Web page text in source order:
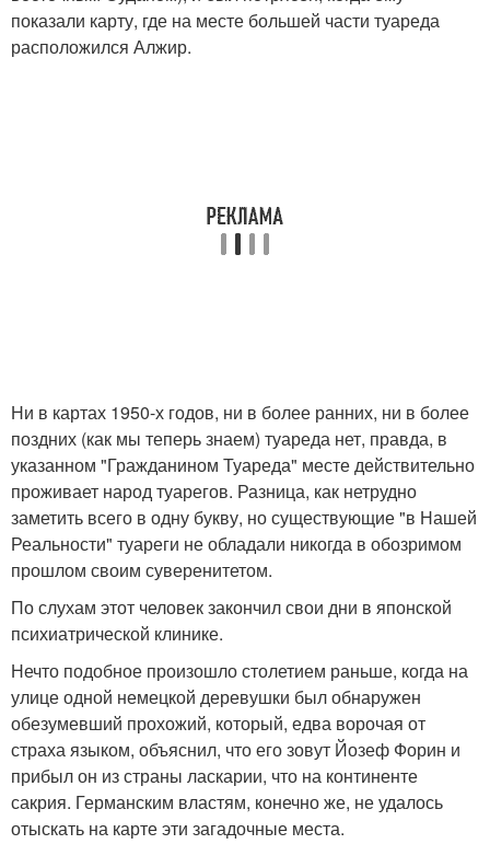
показали карту, где на месте большей части туареда
расположился Алжир.
Ни в картах 1950-х годов, ни в более ранних, ни в более
поздних (как мы теперь знаем) туареда нет, правда, в
указанном "Гражданином Туареда" месте действительно
проживает народ туарегов. Разница, как нетрудно
заметить всего в одну букву, но существующие "в Нашей
Реальности" туареги не обладали никогда в обозримом
прошлом своим суверенитетом.
По слухам этот человек закончил свои дни в японской
психиатрической клинике.
Нечто подобное произошло столетием раньше, когда на
улице одной немецкой деревушки был обнаружен
обезумевший прохожий, который, едва ворочая от
страха языком, объяснил, что его зовут Йозеф Форин и
прибыл он из страны ласкарии, что на континенте
сакрия. Германским властям, конечно же, не удалось
отыскать на карте эти загадочные места.